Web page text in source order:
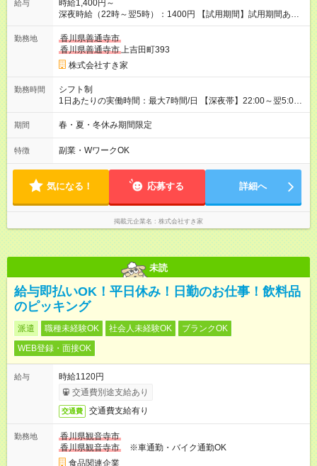
給与
時給1,400円～
深夜時給（22時～翌5時）：1400円 【試用期間】試用期間あり
試用期間の長さ：1ヶ月 雇用形態、給与は本採用時と同じです。
試用期間の実態は30日（※条件変更なし）ですが、切り上げで
一ヶ月とさせていただきます。 研修制度あり：15時間(研修中も
同時給）
勤務地
香川県善通寺市
香川県善通寺市上吉田町393
株式会社すき家
勤務時間
シフト制
1日あたりの実働時間：最大7時間/日 【深夜帯】22:00～翌5:00
週2日～・1日2h～OK◎ ※22:00から翌5:00までは18歳以上の方
のみ勤務可能です（18歳未満の深夜業務禁止のため） ★深夜で
す。 必ず、2名以上での勤務を行いますので、安心して働けま
す。
期間 春・夏・冬休み期間限定
特徴 副業・WワークOK
気になる！ 応募する 詳細へ
掲載元企業名 株式会社すき家
未読
給与即払いOK！平日休み！日勤のお仕事！飲料品
のピッキング
派遣 職種未経験OK 社会人未経験OK
ブランクOK
WEB登録・面接OK
給与
時給1120円
交通費別途支給あり
交通費 交通費支給有り
勤務地
香川県観音寺市
香川県観音寺市
※車通勤・バイク通勤OK
食品関連企業